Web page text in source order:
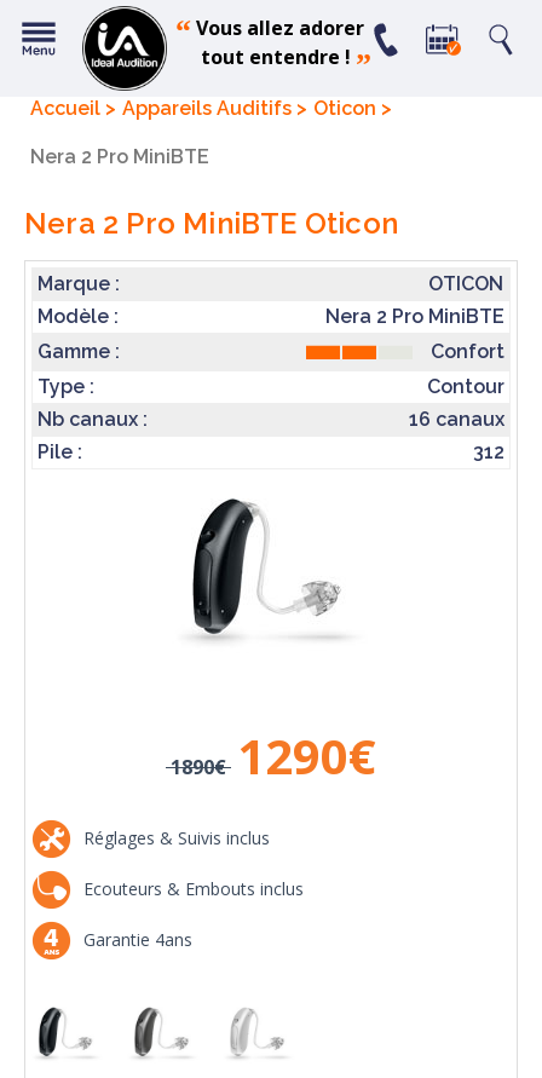
“Vous allez adorer
tout entendre ! ”
Accueil Appareils Auditifs Oticon
Nera 2 Pro MiniBTE
Nera 2 Pro MiniBTE Oticon
Marque :
OTICON
Modèle :
Nera 2 Pro MiniBTE
Gamme :
Confort
Type :
Contour
Nb canaux :
16 canaux
Pile :
312
1890€ 1290€
Réglages & Suivis inclus
Ecouteurs & Embouts inclus
Garantie 4ans